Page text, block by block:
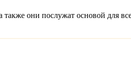
они послужат основой для